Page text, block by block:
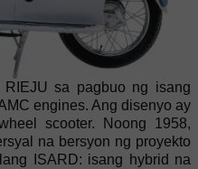
sa pagbuo ng isang
engines. Ang disenyo ay
scooter. Noong 1958,
na bersyon ng proyekto
ISARD: isang hybrid na